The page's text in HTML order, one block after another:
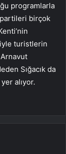
programlarla
partileri birçok
turistlerin
Sığacık da
alıyor.